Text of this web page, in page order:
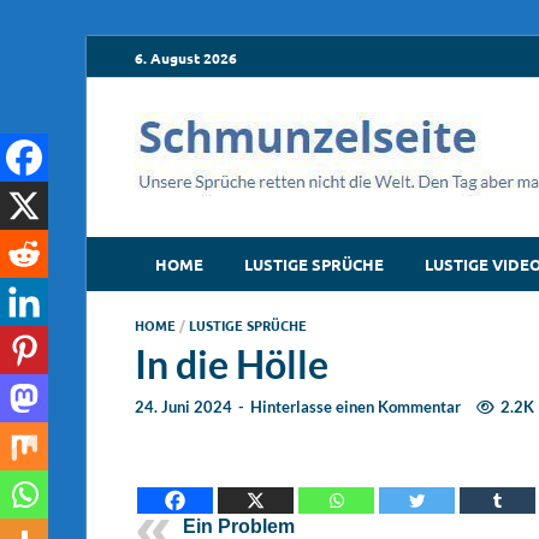
6. August 2026
HOME LUSTIGE SPRÜCHE LUSTIGE
HOME /LUSTIGE SPRÜCHE
In die Hölle
24. Juni 2024 - Hinterlasse einen Kommentar 2.2K
Ein Problem